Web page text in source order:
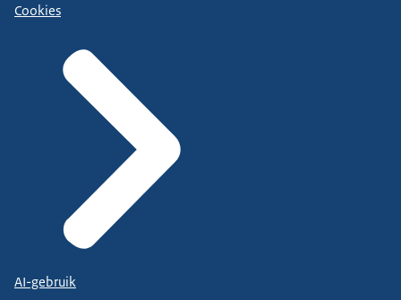
Cookies
AI-gebruik